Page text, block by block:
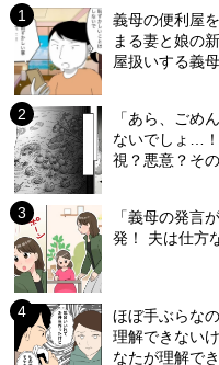
義母の便利屋
まる妻と娘の
屋扱いする義母
「あら、ごめ
ないでしょ…
視？悪意？そ
「義母の発言
発！ 夫は仕方
ほぼ手ぶらな
理解できない
なたが理解で